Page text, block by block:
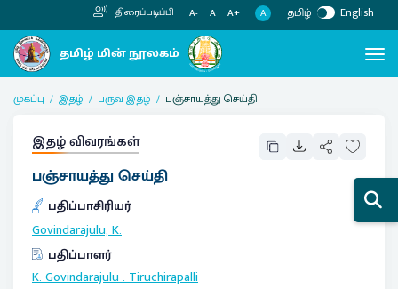
திரைப்படிப்பி A- A A+ A தமிழ் English
முகப்பு இதழ் பருவ இதழ் பஞ்சாயத்து செய்தி
இதழ் விவரங்கள்
பஞ்சாயத்து செய்தி
பதிப்பாசிரியர்
Govindarajulu, K.
பதிப்பாளர்
K. Govindarajulu:Tiruchirapalli